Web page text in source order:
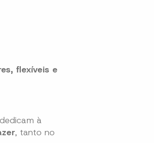
flexíveis e
à
, tanto no